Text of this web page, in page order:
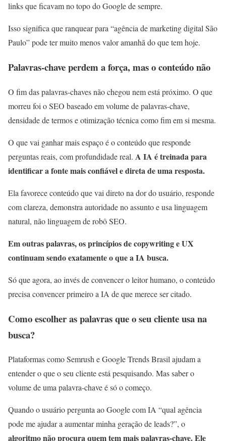
links que ficavam no topo do Google de sempre.
Isso significa que ranquear para “agência de marketing digital São
Paulo” pode ter muito menos valor amanhã do que tem hoje.
Palavras-chave perdem a força, mas o conteúdo não
O fim das palavras-chaves não chegou nem está próximo. O que
morreu foi o SEO baseado em volume de palavras-chave,
densidade de termos e otimização técnica como fim em si mesma.
O que vai ganhar mais espaço é o conteúdo que responde
perguntas reais, com profundidade real. A IA é treinada para
identificar a fonte mais confiável e direta de uma resposta.
Ela favorece conteúdo que vai direto na dor do usuário, responde
com clareza, demonstra autoridade no assunto e usa linguagem
natural, não linguagem de robô SEO.
Em outras palavras, os princípios de copywriting e UX
continuam sendo exatamente o que a IA busca.
Só que agora, ao invés de convencer o leitor humano, o conteúdo
precisa convencer primeiro a IA de que merece ser citado.
Como escolher as palavras que o seu cliente usa na
busca?
Plataformas como Semrush e Google Trends Brasil ajudam a
entender o que o seu cliente está pesquisando. Mas saber o
volume de uma palavra-chave é só o começo.
Quando o usuário pergunta ao Google com IA “qual agência
pode me ajudar a aumentar minha geração de leads?”, o
algoritmo não procura quem tem mais palavras-chave. Ele